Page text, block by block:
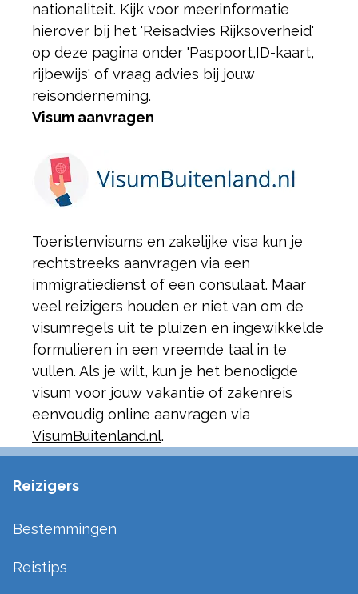
nationaliteit. Kijk voor meerinformatie
hierover bij het 'Reisadvies Rijksoverheid'
op deze pagina onder 'Paspoort,ID-kaart,
rijbewijs' of vraag advies bij jouw
reisonderneming.
Visum aanvragen
Toeristenvisums en zakelijke visa kun je
rechtstreeks aanvragen via een
immigratiedienst of een consulaat. Maar
veel reizigers houden er niet van om de
visumregels uit te pluizen en ingewikkelde
formulieren in een vreemde taal in te
vullen. Als je wilt, kun je het benodigde
visum voor jouw vakantie of zakenreis
eenvoudig online aanvragen via
VisumBuitenland.nl.
Reizigers
Bestemmingen
Reistips